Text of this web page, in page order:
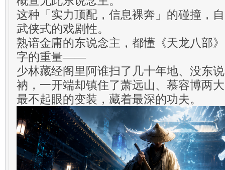
这种「实力顶配，信息裸奔」的碰撞，
武侠式的戏剧性。
熟谙金庸的东说念主，都懂《天龙八部
字的重量——
少林藏经阁里阿谁扫了几十年地、没东
衲，一开端却镇住了萧远山、慕容博两
最不起眼的变装，藏着最深的功夫。